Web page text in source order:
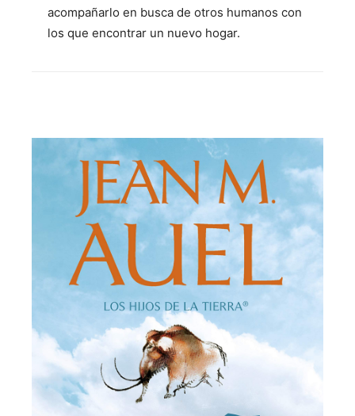
acompañarlo en busca de otros humanos con
los que encontrar un nuevo hogar.